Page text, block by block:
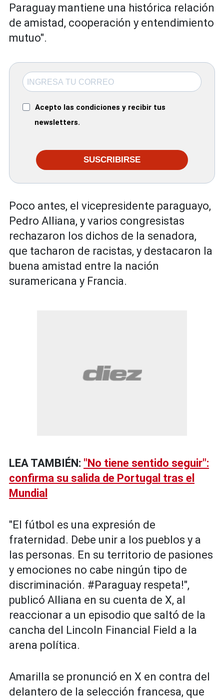
Paraguay mantiene una histórica relación
de amistad, cooperación y entendimiento
mutuo".
Acepto las condiciones y recibir tus
newsletters.
SUSCRIBIRSE
Poco antes, el vicepresidente paraguayo,
Pedro Alliana, y varios congresistas
rechazaron los dichos de la senadora,
que tacharon de racistas, y destacaron la
buena amistad entre la nación
suramericana y Francia.
LEA TAMBIÉN: "No tiene sentido seguir":
confirma su salida de Portugal tras el
Mundial
"El fútbol es una expresión de
fraternidad. Debe unir a los pueblos y a
las personas. En su territorio de pasiones
y emociones no cabe ningún tipo de
discriminación. #Paraguay respeta!",
publicó Alliana en su cuenta de X, al
reaccionar a un episodio que saltó de la
cancha del Lincoln Financial Field a la
arena política.
Amarilla se pronunció en X en contra del
delantero de la selección francesa, que